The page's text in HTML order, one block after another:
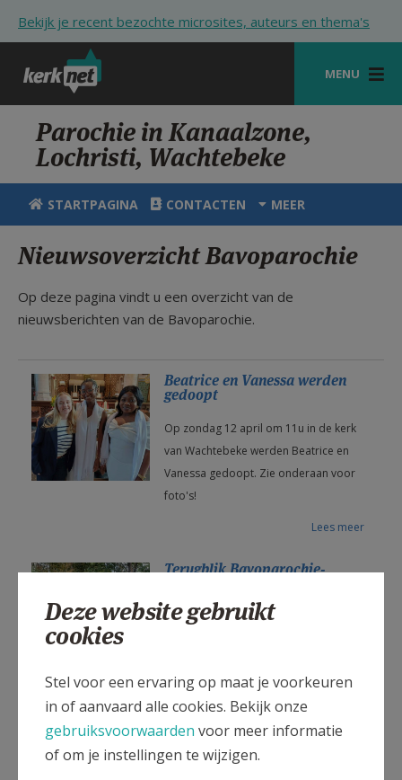
Bekijk je recent bezochte microsites, auteurs en thema's
MENU
STARTPAGINA
KERK
VIERINGEN
HULP
MIJN PAROCHIE
AANMELDEN OF REGISTREREN
Parochie in Kanaalzone,
Lochristi, Wachtebeke
STARTPAGINA CONTACTEN MEER
Nieuwsoverzicht Bavoparochie
Op deze pagina vindt u een overzicht van de
nieuwsberichten van de Bavoparochie.
Beatrice en Vanessa werden
gedoopt
Op zondag 12 april om 11u in de kerk
van Wachtebeke werden Beatrice en
Vanessa gedoopt. Zie onderaan voor
foto's!
Lees meer
Terugblik Bavoparochie-
Bavovieringen: 5 oktober en 30
Lees meer
Goede Week en Pasen 2026 in
de Bavoparochie
Deze website gebruikt
cookies
Stel voor een ervaring op maat je voorkeuren
in of aanvaard alle cookies. Bekijk onze
gebruiksvoorwaarden voor meer informatie
of om je instellingen te wijzigen.